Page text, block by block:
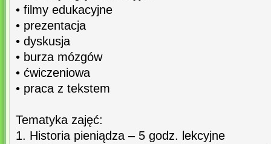
• filmy edukacyjne
• prezentacja
• dyskusja
• burza mózgów
• ćwiczeniowa
• praca z tekstem
Tematyka zajęć:
1. Historia pieniądza – 5 godz. lekcyjne